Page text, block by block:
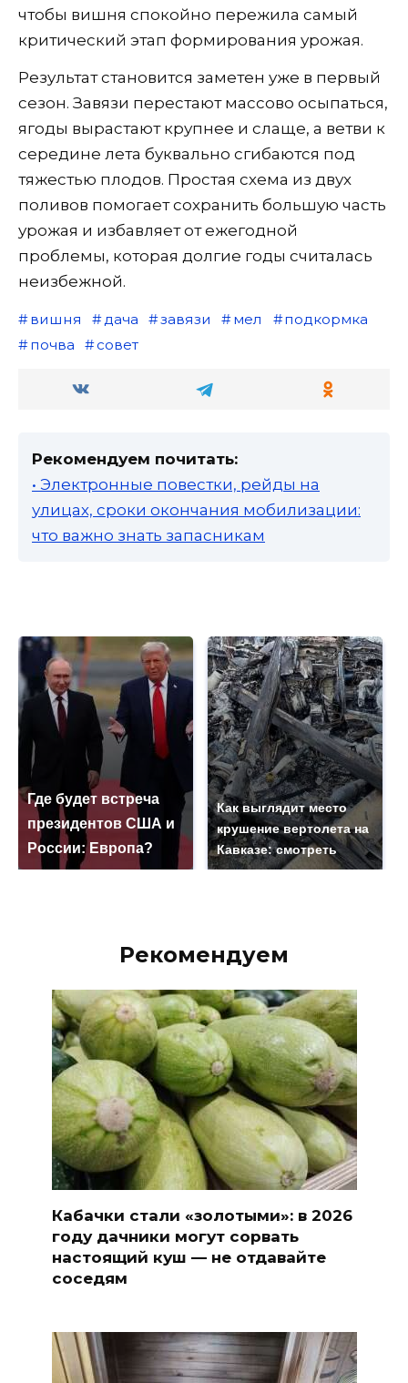
чтобы вишня спокойно пережила самый
критический этап формирования урожая.
Результат становится заметен уже в первый
сезон. Завязи перестают массово осыпаться,
ягоды вырастают крупнее и слаще, а ветви к
середине лета буквально сгибаются под
тяжестью плодов. Простая схема из двух
поливов помогает сохранить большую часть
урожая и избавляет от ежегодной
проблемы, которая долгие годы считалась
неизбежной.
вишня дача завязи мел
подкормка
почва
совет
Рекомендуем почитать:
• Электронные повестки, рейды на
улицах, сроки окончания мобилизации:
что важно знать запасникам
Где будет встреча
президентов США и
России: Европа?
Как выглядит место
крушение вертолета на
Кавказе: смотреть
Рекомендуем
Кабачки стали «золотыми»: в 2026
году дачники могут сорвать
настоящий куш — не отдавайте
соседям